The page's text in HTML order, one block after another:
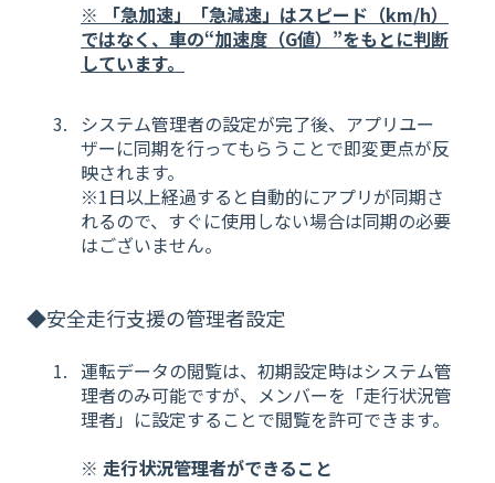
※ 「急加速」「急減速」はスピード（km/h）
ではなく、車の“加速度（G値）”をもとに判断
しています。
システム管理者の設定が完了後、アプリユー
ザーに同期を行ってもらうことで即変更点が反
映されます。
※1日以上経過すると自動的にアプリが同期さ
れるので、すぐに使用しない場合は同期の必要
はございません。
◆安全走行支援の管理者設定
運転データの閲覧は、初期設定時はシステム管
理者のみ可能ですが、メンバーを「走行状況管
理者」に設定することで閲覧を許可できます。
※ 走行状況管理者ができること